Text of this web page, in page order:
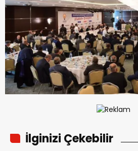
İlginizi Çekebilir